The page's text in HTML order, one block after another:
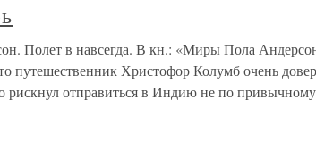
Полет в навсегда. В кн.: «Миры Пола
путешественник Христофор Колумб очень
рискнул отправиться в Индию не по привычному